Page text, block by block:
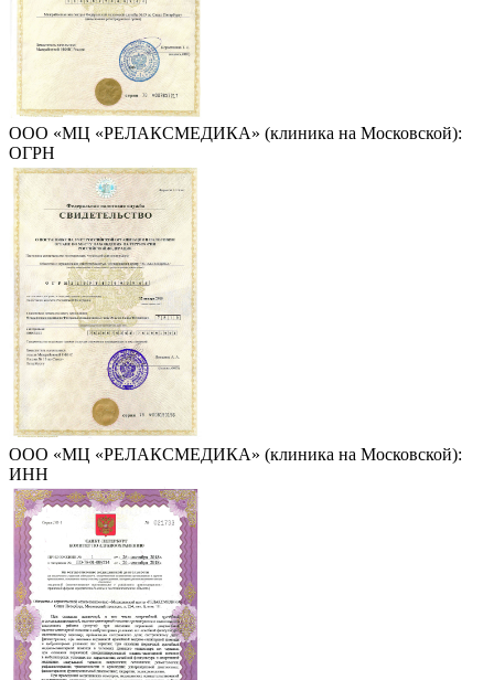
ООО «МЦ «РЕЛАКСМЕДИКА» (клиника на Московской):
ОГРН
ООО «МЦ «РЕЛАКСМЕДИКА» (клиника на Московской):
ИНН